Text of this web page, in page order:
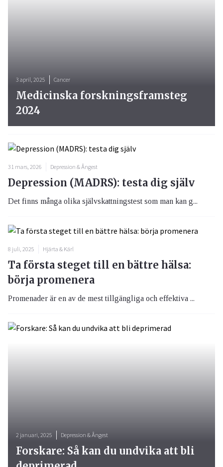
31 mars, 2026 Depression & Ångest
Depression (MADRS): testa dig själv
Det finns många olika självskattningstest som man kan g...
8 juli, 2025 Hjärta & Kärl
Ta första steget till en bättre hälsa:
börja promenera
Promenader är en av de mest tillgängliga och effektiva ...
3 april, 2025 Cancer
Medicinska forskningsframsteg
2024
2 januari, 2025 Depression & Ångest
Forskare: Så kan du undvika att bli